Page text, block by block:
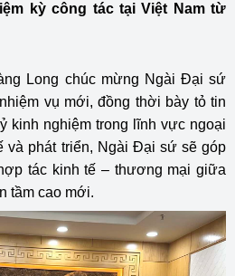
kỳ công tác tại Việt Nam từ
Long chúc mừng Ngài Đại sứ
vụ mới, đồng thời bày tỏ tin
kinh nghiệm trong lĩnh vực ngoại
và phát triển, Ngài Đại sứ sẽ góp
tác kinh tế – thương mại giữa
tầm cao mới.